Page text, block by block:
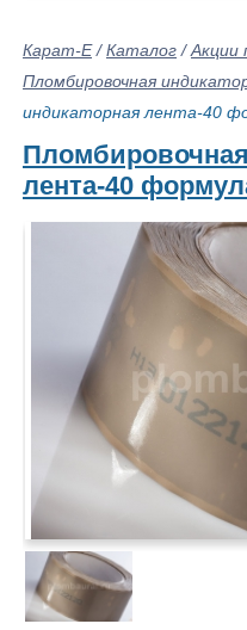
Карат-Е/Каталог /Акции
Пломбировочная
индикаторная лента-40
лента-40